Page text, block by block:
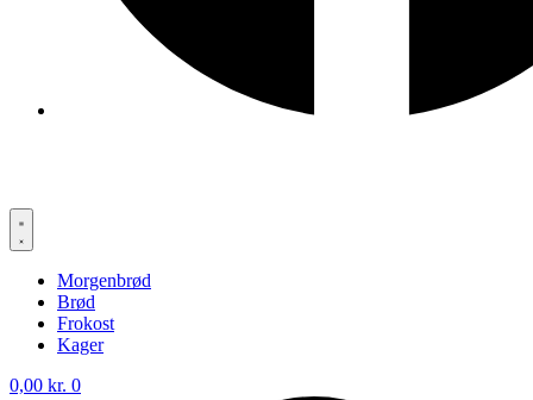
Morgenbrød
Brød
Frokost
Kager
0,00 kr. 0